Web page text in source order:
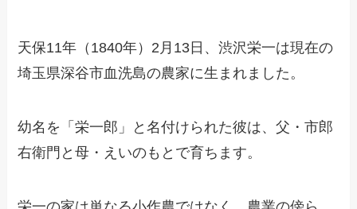
天保11年（1840年）2月13日、渋沢栄一は現在の
埼玉県深谷市血洗島の農家に生まれました。
幼名を「栄一郎」と名付けられた彼は、父・市郎
右衛門と母・えいのもとで育ちます。